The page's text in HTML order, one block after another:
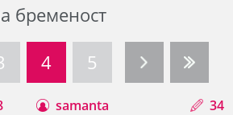
бременост
4 5
samanta 34